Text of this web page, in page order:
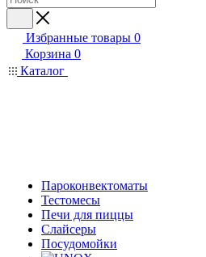
Избранные товары 0
Корзина 0
Каталог
Пароконвектоматы
Тестомесы
Печи для пиццы
Слайсеры
Посудомойки